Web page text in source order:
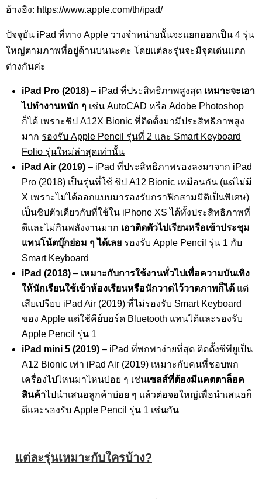
อ้างอิง: https://www.apple.com/th/ipad/
ปัจจุบัน iPad ที่ทาง Apple วางจำหน่ายนั้นจะแยกออกเป็น 4 รุ่น
ใหญ่ตามภาพที่อยู่ด้านบนนะคะ โดยแต่ละรุ่นจะมีจุดเด่นแตก
ต่างกันค่ะ
iPad Pro (2018) – iPad ที่ประสิทธิภาพสูงสุด เหมาะจะเอา
ไปทำงานหนัก ๆ เช่น AutoCAD หรือ Adobe Photoshop
ก็ได้ เพราะชิป A12X Bionic ที่ติดตั้งมามีประสิทธิภาพสูง
มาก รองรับ Apple Pencil รุ่นที่ 2 และ Smart Keyboard
Folio รุ่นใหม่ล่าสุดเท่านั้น
iPad Air (2019) – iPad ที่ประสิทธิภาพรองลงมาจาก iPad
Pro (2018) เป็นรุ่นที่ใช้ ชิป A12 Bionic เหมือนกัน (แต่ไม่มี
X เพราะไม่ได้ออกแบบมารองรับกราฟิกสามมิติเป็นพิเศษ)
เป็นชิปตัวเดียวกับที่ใช้ใน iPhone XS ได้ทั้งประสิทธิภาพที่
ดีและไม่กินพลังงานมาก เอาติดตัวไปเรียนหรือเข้าประชุม
แทนโน้ตบุ๊กย่อม ๆ ได้เลย รองรับ Apple Pencil รุ่น 1 กับ
Smart Keyboard
iPad (2018) – เหมาะกับการใช้งานทั่วไปเพื่อความบันเทิง
ให้นักเรียนใช้เข้าห้องเรียนหรือนักวาดไว้วาดภาพก็ได้ แต่
เสียเปรียบ iPad Air (2019) ที่ไม่รองรับ Smart Keyboard
ของ Apple แต่ใช้คีย์บอร์ด Bluetooth แทนได้และรองรับ
Apple Pencil รุ่น 1
iPad mini 5 (2019) – iPad ที่พกพาง่ายที่สุด ติดตั้งซีพียูเป็น
A12 Bionic เท่า iPad Air (2019) เหมาะกับคนที่ชอบพก
เครื่องไปไหนมาไหนบ่อย ๆ เช่นเซลส์ที่ต้องมีแคตตาล็อค
สินค้าไปนำเสนอลูกค้าบ่อย ๆ แล้วต่อจอใหญ่เพื่อนำเสนอก็
ดีและรองรับ Apple Pencil รุ่น 1 เช่นกัน
แต่ละรุ่นเหมาะกับใครบ้าง?